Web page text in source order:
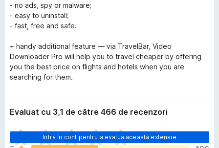
- no ads, spy or malware;
- easy to uninstall;
- fast, free and safe.
+ handy additional feature — via TravelBar, Video
Downloader Pro will help you to travel cheaper by offering
you the best price on flights and hotels when you are
searching for them.
Evaluat cu 3,1 de către 466 de recenzori
Intră în cont pentru a evalua această extensie
N
u